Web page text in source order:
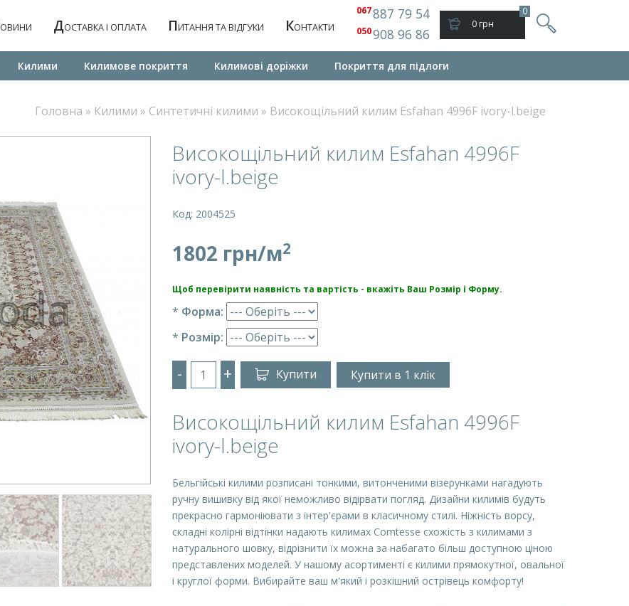
ОВИНИ ДОСТАВКА І ОПЛАТА ПИТАННЯ ТА ВІДГУКИ КОНТАКТИ
Килими Килимове покриття Килимовi дорiжки Покриття для підлоги
067887 79 54
050908 96 86
0
0 грн
Головна » Килими » Синтетичні килими » Високощільний килим Esfahan 4996F ivory-l.beige
Високощільний килим Esfahan 4996F
ivory-l.beige
Код: 2004525
1802 грн/м2
Щоб перевірити наявність та вартість - вкажіть Ваш Розмір і Форму.
* Форма:
* Розмір:
- + Купити Купити в 1 клік
Високощільний килим Esfahan 4996F
ivory-l.beige
Бельгійські килими розписані тонкими, витонченими візерунками нагадують
ручну вишивку від якої неможливо відірвати погляд. Дизайни килимів будуть
прекрасно гармоніювати з інтер'єрами в класичному стилі. Ніжність ворсу,
складні колірні відтінки надають килимах Comtesse схожість з килимами з
натурального шовку, відрізнити їх можна за набагато більш доступною ціною
представлених моделей. У нашому асортименті є килими прямокутної, овальної
і круглої форми. Вибирайте ваш м'який і розкішний острівець комфорту!